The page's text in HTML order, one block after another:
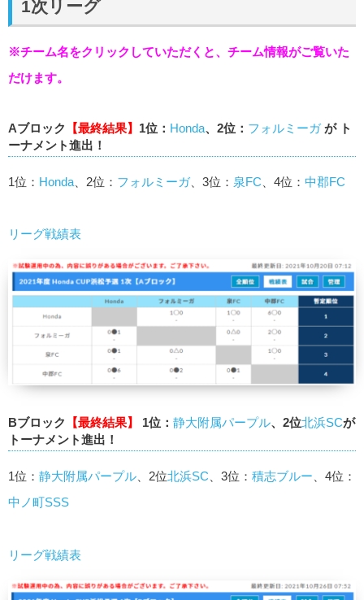
1次リーグ
※チーム名をクリックしていただくと、チーム情報がご覧いた
だけます。
Aブロック 【最終結果】 1位： Honda、2位： フォルミーガ が ト
ーナメント進出！
1位： Honda 、2位： フォルミーガ 、3位： 泉FC 、4位： 中郡FC
リーグ戦績表
Bブロック 【最終結果】 1位： 静大附属パープル、2位北浜SCが
トーナメント進出！
1位： 静大附属パープル、2位北浜SC、3位： 積志ブルー、4位：
中ノ町SSS
リーグ戦績表